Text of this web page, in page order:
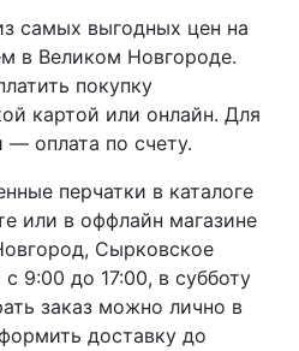
самых выгодных цен на
в Великом Новгороде.
покупку
картой или онлайн. Для
— оплата по счету.
перчатки в каталоге
или в оффлайн магазине
Сырковское
9:00 до 17:00, в субботу
заказ можно лично в
доставку до